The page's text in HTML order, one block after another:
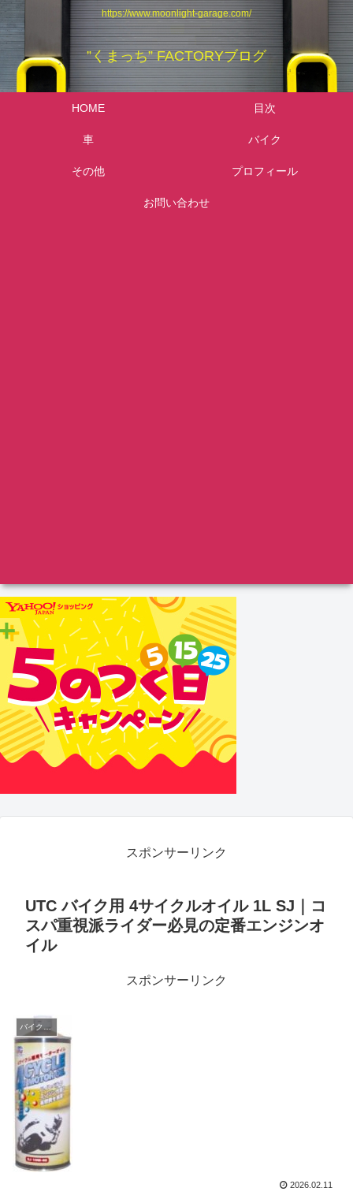
https://www.moonlight-garage.com/
”くまっち” FACTORYブログ
HOME 目次
車 バイク
その他 プロフィール
お問い合わせ
スポンサーリンク
UTC バイク用 4サイクルオイル 1L SJ｜コ
スパ重視派ライダー必見の定番エンジンオ
イル
スポンサーリンク
2026.02.11